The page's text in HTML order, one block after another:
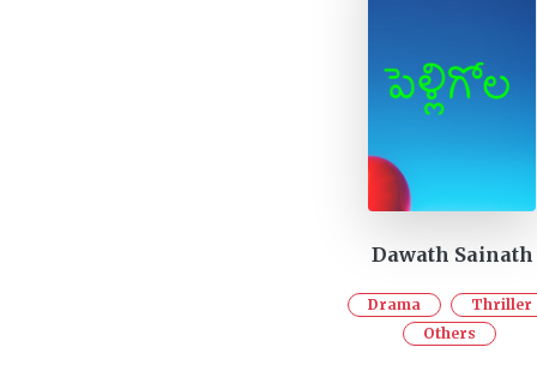
Dawath Sainath
Drama
Thriller
Others